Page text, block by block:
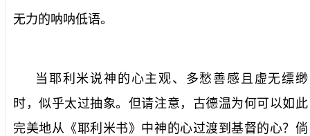
无力的呐呐低语。
当耶利米说神的心主观、多愁善感且虚无缥缈
时，似乎太过抽象。但请注意，古德温为何可以如此
完美地从《耶利米书》中神的心过渡到基督的心？倘